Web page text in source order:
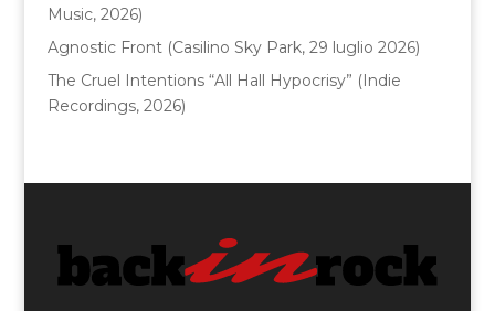
Music, 2026)
Agnostic Front (Casilino Sky Park, 29 luglio 2026)
The Cruel Intentions “All Hall Hypocrisy” (Indie
Recordings, 2026)